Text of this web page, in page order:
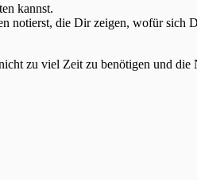
kannst.
notierst, die Dir zeigen, wofür
zu viel Zeit zu benötigen und